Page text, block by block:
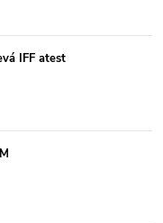
IFF atest